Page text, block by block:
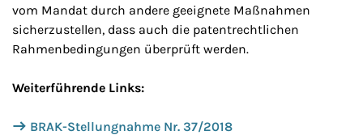
vom Mandat durch andere geeignete Maßnahmen
sicherzustellen, dass auch die patentrechtlichen
Rahmenbedingungen überprüft werden.
Weiterführende Links:
BRAK-Stellungnahme Nr. 37/2018